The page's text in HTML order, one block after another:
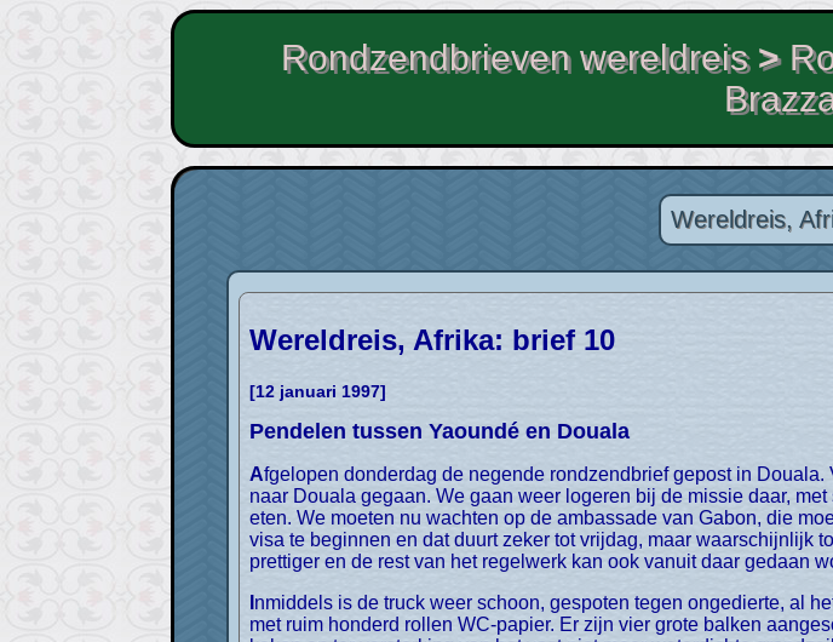
Rondzendbrieven wereldreis>
Wereldreis,
Wereldreis, Afrika: brief 10
[12 januari 1997]
Pendelen tussen Yaoundé en Douala
Afgelopen donderdag de negende rondzendbrief gepost in Douala. Verleden week dinsdag (7 januari) zijn we vanuit Yaoundé weer
naar Douala gegaan. We gaan weer logeren bij de missie daar,
eten. We moeten nu wachten op de ambassade van Gabon, die
visa te beginnen en dat duurt zeker tot vrijdag, maar waarschijnlijk
prettiger en de rest van het regelwerk kan ook vanuit daar gedaan
met ruim honderd rollen WC-papier. Er zijn vier grote balken